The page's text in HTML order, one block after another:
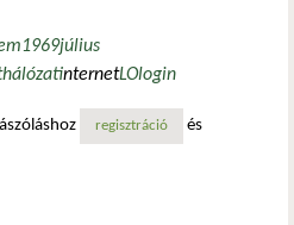
1969július
hálózatinternetLOlogin
meg az internetet tartalommal kapcsolatosan
regisztráció és